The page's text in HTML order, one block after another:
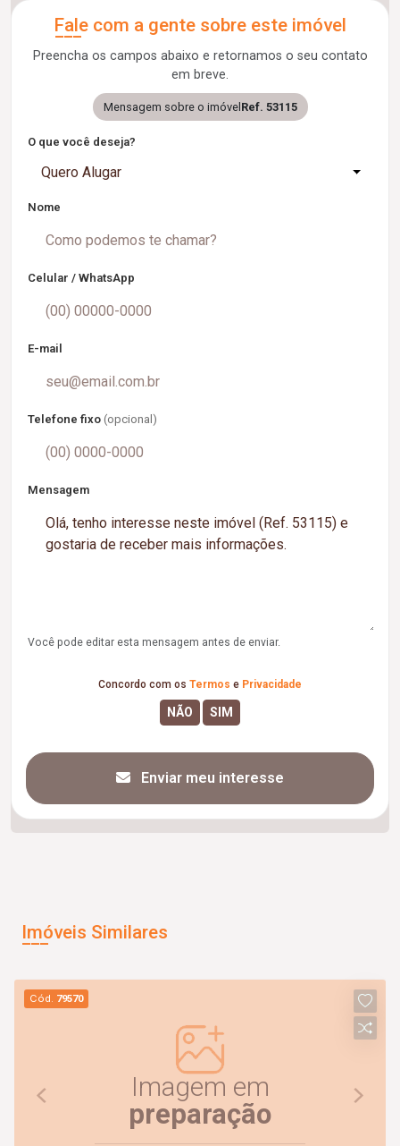
Fale com a gente sobre este imóvel
Preencha os campos abaixo e retornamos o seu contato
em breve.
Mensagem sobre o imóvelRef. 53115
O que você deseja?
Quero Alugar
Nome
Celular / WhatsApp
E-mail
Telefone fixo (opcional)
Mensagem
Você pode editar esta mensagem antes de enviar.
Concordo com os Termos e Privacidade
Enviar meu interesse
Imóveis Similares
Cód. 79570
Imagem em
preparação